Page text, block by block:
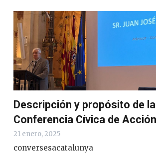
Descripción y propósito de
Conferencia Cívica de
21 enero, 2025
conversesacatalunya